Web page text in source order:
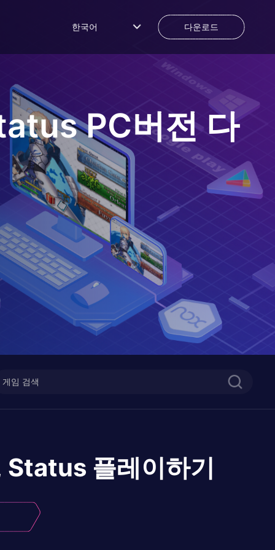
한국어 다운로드
PC버전 다
Status 플레이하기